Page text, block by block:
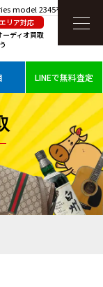
model 2345を高価買取
リア対応
ディオ買取
LINEで無料査定